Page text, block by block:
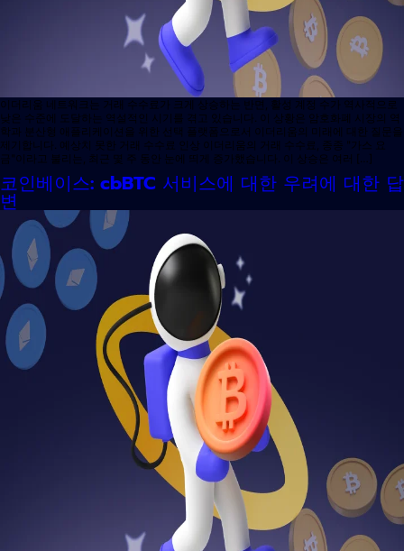
이더리움 네트워크는 거래 수수료가 크게 상승하는 반면, 활성 계정 수가 역사적으로
낮은 수준에 도달하는 역설적인 시기를 겪고 있습니다. 이 상황은 암호화폐 시장의 역
학과 분산형 애플리케이션을 위한 선택 플랫폼으로서 이더리움의 미래에 대한 질문을
제기합니다. 예상치 못한 거래 수수료 인상 이더리움의 거래 수수료, 종종 "가스 요
금"이라고 불리는, 최근 몇 주 동안 눈에 띄게 증가했습니다. 이 상승은 여러 […]
코인베이스: cbBTC 서비스에 대한 우려에 대한 답
변